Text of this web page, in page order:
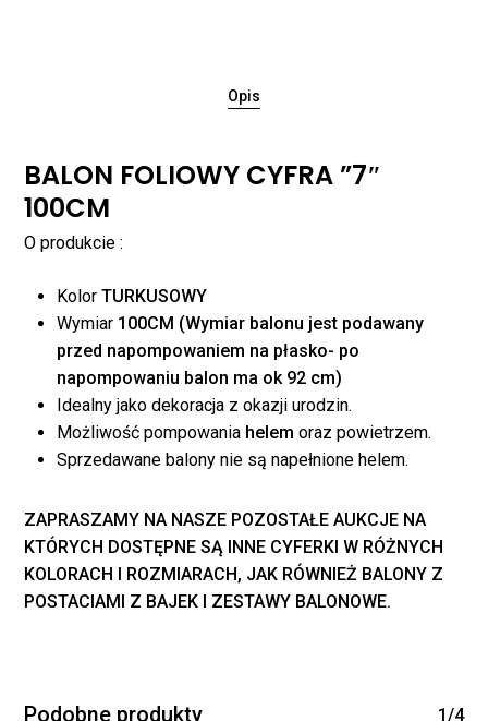
Brak produktów w
koszyku.
WRÓĆ DO SKLEPU
Opis
BALON FOLIOWY CYFRA ”7″
100CM
O produkcie :
KolorTURKUSOWY
Wymiar 100CM (Wymiar balonu jest podawany
przed napompowaniem na płasko- po
napompowaniu balon ma ok 92 cm)
Idealny jako dekoracja z okazji urodzin.
Możliwość pompowania helem oraz powietrzem.
Sprzedawane balony nie są napełnione helem.
ZAPRASZAMY NA NASZE POZOSTAŁE AUKCJE NA
KTÓRYCH DOSTĘPNE SĄ INNE CYFERKI W RÓŻNYCH
KOLORACH I ROZMIARACH, JAK RÓWNIEŻ BALONY Z
POSTACIAMI Z BAJEK I ZESTAWY BALONOWE.
Podobne produkty 1/4